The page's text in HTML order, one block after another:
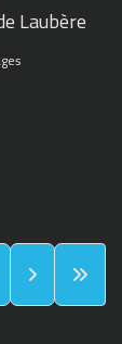
Laubère